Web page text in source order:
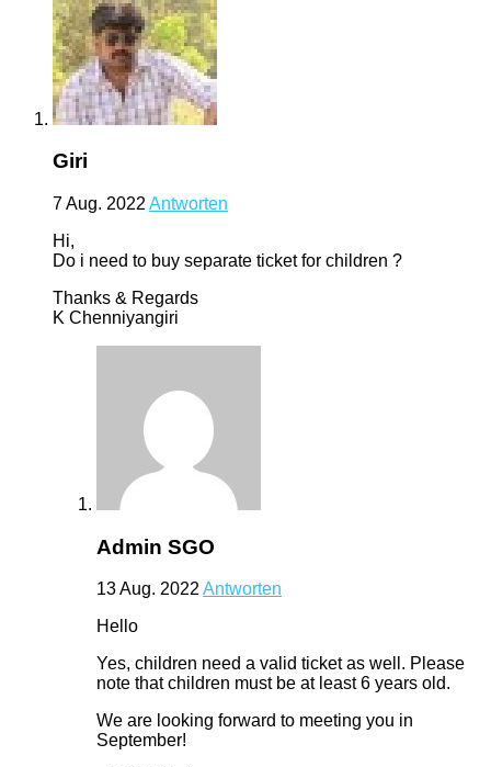
Giri
7 Aug. 2022 Antworten
Hi,
Do i need to buy separate ticket for children ?
Thanks & Regards
K Chenniyangiri
Admin SGO
13 Aug. 2022Antworten
Hello
Yes, children need a valid ticket as well. Please
note that children must be at least 6 years old.
We are looking forward to meeting you in
September!